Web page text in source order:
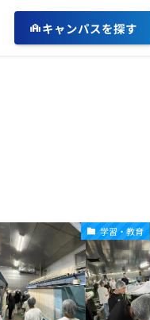
キャンパスを探す
学習・教育